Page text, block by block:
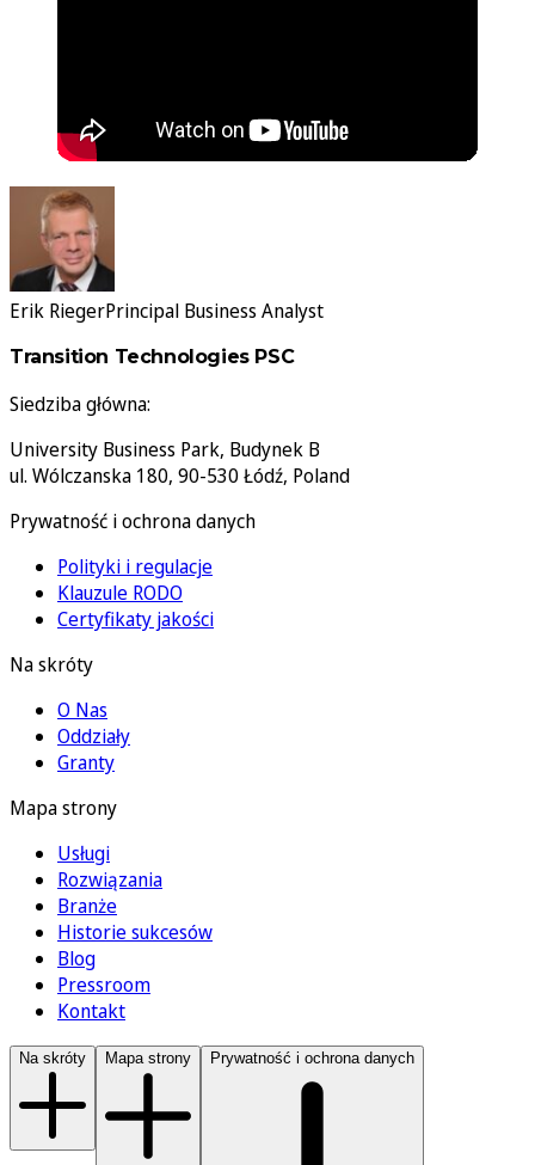
Erik RiegerPrincipal Business Analyst
Transition Technologies PSC
Siedziba główna:
University Business Park, Budynek B
ul. Wólczanska 180, 90-530 Łódź, Poland
Prywatność i ochrona danych
Polityki i regulacje
Klauzule RODO
Certyfikaty jakości
Na skróty
O Nas
Oddziały
Granty
Mapa strony
Usługi
Rozwiązania
Branże
Historie sukcesów
Blog
Pressroom
Kontakt
Na skróty Mapa strony Prywatność i ochrona danych